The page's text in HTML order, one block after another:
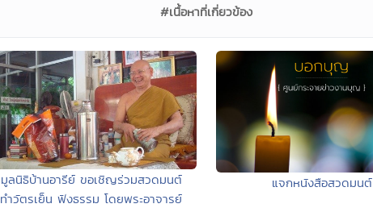
#เนื้อหาที่เกี่ยวข้อง
มูลนิธิบ้านอารีย์ ขอเชิญร่วมสวดมนต์
ทำวัตรเย็น ฟังธรรม โดยพระอาจารย์
แจกหนังสือสวดมนต์